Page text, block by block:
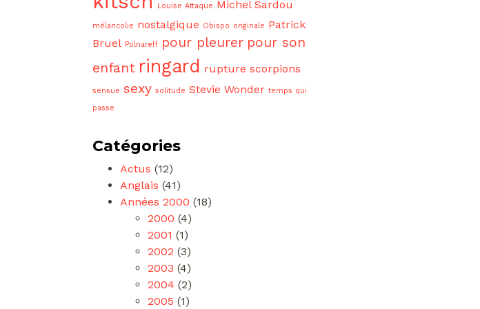
Louise Attaque Michel Sardou
mélancolie nostalgique Obispo originale Patrick
Bruel Polnareff pour pleurer pour son
enfant ringard rupture scorpions
sensue sexy solitude Stevie Wonder temps qui
passe
Catégories
Actus (12)
Anglais (41)
Années 2000 (18)
2000 (4)
2001 (1)
2002 (3)
2003 (4)
2004 (2)
2005 (1)